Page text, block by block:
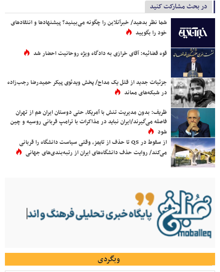
در بحث مشارکت کنید
شما نظر بدهید/ خبرآنلاین را چگونه می‌بینید؟ پیشنهادها و انتقادهای
خود را بگویید
قوه قضائیه: آقای خرازی به دادگاه ویژه روحانیت احضار شد
جزئیات جدید از قتل یک مداح/ پخش ویدئوی پیکر حمیدرضا رجب‌زاده
در شبکه‌های معاند
ظریف: بدون مدیریت تنش با آمریکا، حتی دوستان ایران هم از تهران
فاصله می‌گیرند/ایران نباید در مذاکرات با ترامپ قربانی روسیه و چین
شود
از سقوط در QS تا حذف از تایمز، وقتی سیاست دانشگاه را قربانی
می‌کند/ روایت حذف دانشگاه‌های ایران از رتبه‌بندی‌های جهانی
وبگردی